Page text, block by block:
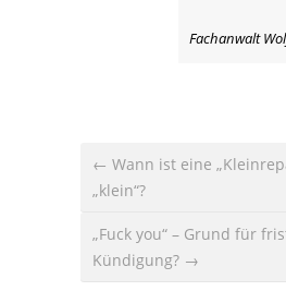
Fachanwalt
← Wann ist eine
„klein“?
„Fuck you“ – Grund für
Kündigung? →